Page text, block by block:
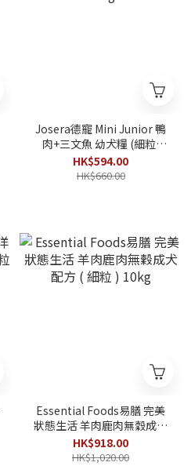
Josera德寵 Mini Junior 鴨
肉+三文魚 幼犬糧 (細粒)
10kg
HK$594.00
HK$660.00
Essential Foods易膳 完美
狀態生活 羊肉鹿肉無穀成犬
配方 ( 細粒 ) 10kg
HK$918.00
HK$1,020.00